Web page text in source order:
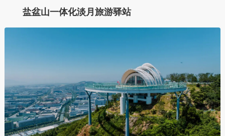
盐盆山一体化淡月旅游驿站